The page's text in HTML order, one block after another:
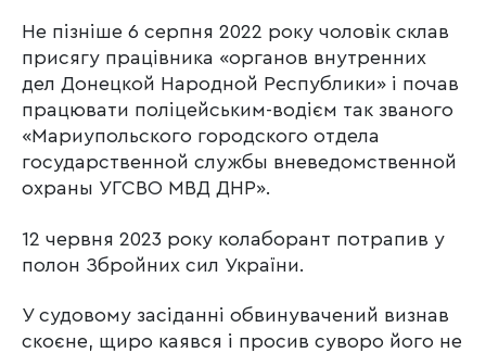
Не пізніше 6 серпня 2022 року чоловік склав
присягу працівника «органов внутренних
дел Донецкой Народной Республики» і почав
працювати поліцейським-водієм так званого
«Мариупольского городского отдела
государственной службы вневедомственной
охраны УГСВО МВД ДНР».
12 червня 2023 року колаборант потрапив у
полон Збройних сил України.
У судовому засіданні обвинувачений визнав
скоєне, щиро каявся і просив суворо його не